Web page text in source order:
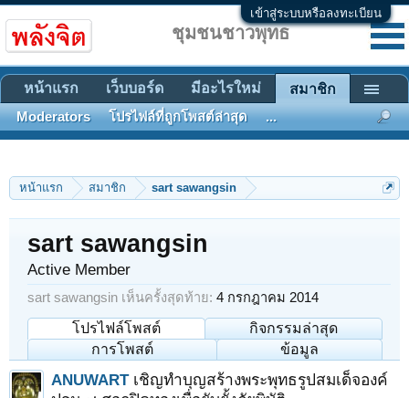
เข้าสู่ระบบหรือลงทะเบียน
หน้าแรก สมาชิก sart sawangsin
sart sawangsin
Active Member
sart sawangsin เห็นครั้งสุดท้าย: 4 กรกฎาคม 2014
โปรไฟล์โพสต์
กิจกรรมล่าสุด
การโพสต์
ข้อมูล
ANUWART เชิญทำบุญสร้างพระพุทธรูปสมเด็จองค์
ชุมชนชาวพุทธ
หน้าแรก เว็บบอร์ด มีอะไรใหม่ สมาชิก
Moderators โปรไฟล์ที่ถูกโพสต์ล่าสุด ...